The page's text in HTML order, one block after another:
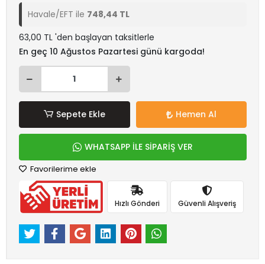
Havale/EFT ile 748,44 TL
63,00 TL 'den başlayan taksitlerle
En geç 10 Ağustos Pazartesi günü kargoda!
Sepete Ekle Hemen Al
WHATSAPP İLE SİPARİŞ VER
Favorilerime ekle
Hızlı Gönderi Güvenli Alışveriş